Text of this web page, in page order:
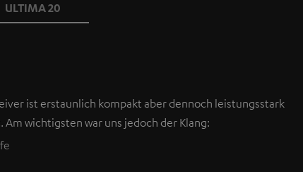
ULTIMA 20
ist erstaunlich kompakt aber dennoch leistungsstark
wichtigsten war uns jedoch der Klang: